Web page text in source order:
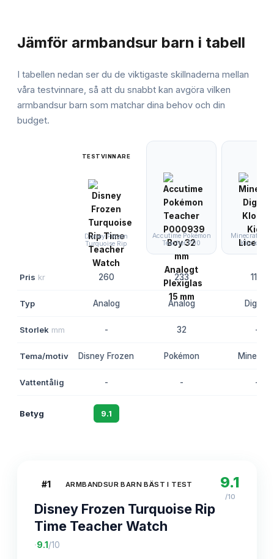
Jämför armbandsur barn i tabell
I tabellen nedan ser du de viktigaste skillnaderna mellan
våra testvinnare, så att du snabbt kan avgöra vilken
armbandsur barn som matchar dina behov och din
budget.
TESTVINNARE
Disney Frozen
Turquoise Rip
Accutime Pokémon
Teacher P00
Minecraft
Klocka Kid
Pris kr 260 233 119
Typ Analog Analog Digital
Storlek mm - 32 -
Tema/motiv Disney Frozen Pokémon
Vattentålig - - -
Betyg 9.1
#1 ARMBANDSUR BARN BÄST I TEST
Disney Frozen Turquoise Rip
Time Teacher Watch
·9.1 /10
9.1
/10